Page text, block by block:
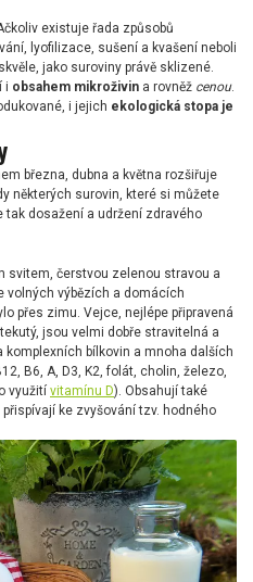
existuje řada způsobů
lyofilizace, sušení a kvašení neboli
jako suroviny právě sklizené.
i obsahem mikroživin a rovněž cenou.
i jejich ekologická stopa je
března, dubna a května rozšiřuje
některých surovin, které si můžete
tak dosažení a udržení zdravého
svitem, čerstvou zelenou stravou a
volných výbězích a domácích
přes zimu. Vejce, nejlépe připravená
jsou velmi dobře stravitelná a
bílkovin a mnoha dalších
B6, A, D3, K2, folát, cholin, železo,
využití vitamínu D). Obsahují také
ke zvyšování tzv. hodného